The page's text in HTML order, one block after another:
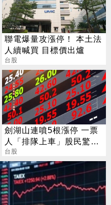
聯電爆量攻漲停！ 本土法
人續喊買 目標價出爐
台股
劍湖山連噴5根漲停 一票
人「排隊上車」股民驚：
前往外太空
台股